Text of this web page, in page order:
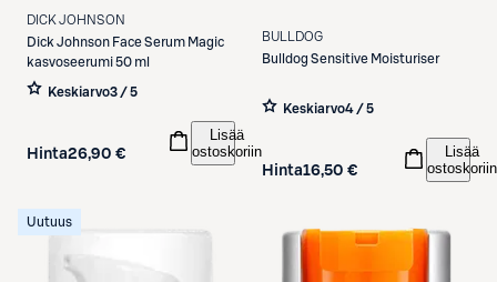
DICK JOHNSON
Dick Johnson Face Serum Magic
kasvoseerumi 50 ml
Keskiarvo3 / 5
Hinta26,90 €
Lisää
ostoskoriin
BULLDOG
Bulldog Sensitive Moisturiser
Keskiarvo4 / 5
Hinta16,50 €
Lisää
ostoskoriin
Uutuus